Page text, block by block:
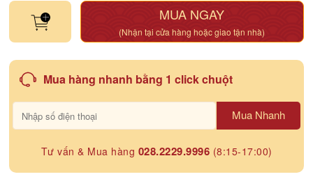
MUA NGAY
(Nhận tại cửa hàng hoặc giao tận nhà)
Mua hàng nhanh bằng 1 click chuột
Mua Nhanh
Tư vấn & Mua hàng 028.2229.9996 (8:15-17:00)